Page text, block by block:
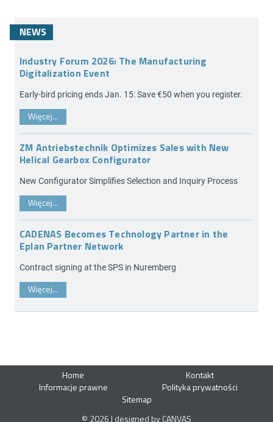
NEWS
Industry Forum 2026: The Manufacturing
Digitalization Event
Early-bird pricing ends Jan. 15: Save €50 when you register.
Więcej...
ZM Antriebstechnik Optimizes Sales with New
Helical Gearbox Configurator
New Configurator Simplifies Selection and Inquiry Process
Więcej...
CADENAS Becomes Technology Partner in the
Eplan Partner Network
Contract signing at the SPS in Nuremberg
Więcej...
Home
Kontakt
Informacje prawne
Polityka prywatności
Sitemap
© 2026 | designed by CANVAS